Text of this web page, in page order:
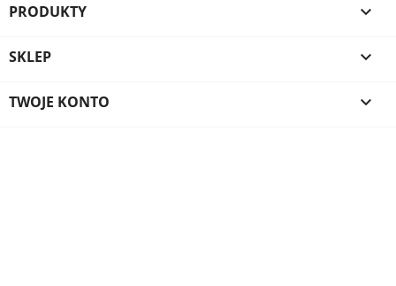
PRODUKTY 
SKLEP 
TWOJE KONTO 